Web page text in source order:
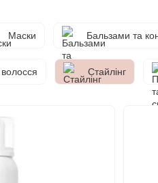
Маски Бальзами та
Стайлінг